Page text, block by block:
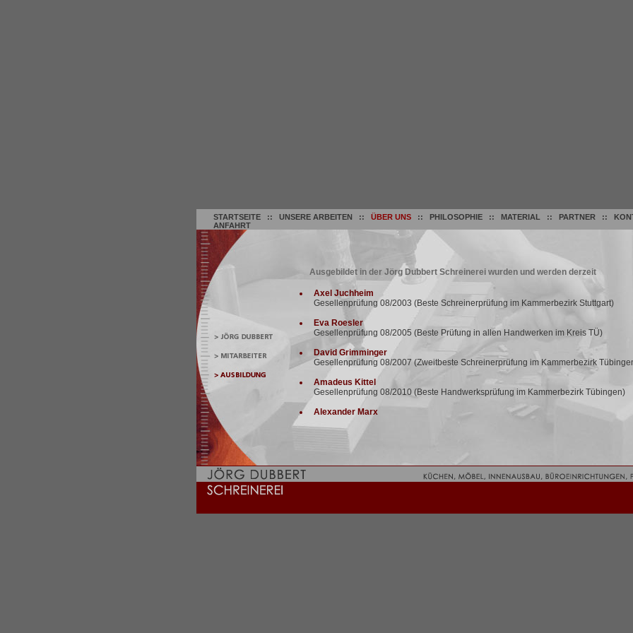
STARTSEITE :: UNSERE ARBEITEN :: ÜBER UNS :: PHILOSOPHIE :: MATERIAL :: PARTNER ::
ANFAHRT
Ausgebildet in der Jörg Dubbert Schreinerei wurden und werden derzeit
Axel Juchheim
Gesellenprüfung 08/2003 (Beste Schreinerprüfung im Kammerbezirk Stuttgart)
Eva Roesler
Gesellenprüfung 08/2005 (Beste Prüfung in allen Handwerken im Kreis TÜ)
David Grimminger
Gesellenprüfung 08/2007 (Zweitbeste Schreinerprüfung im Kammerbezirk
Amadeus Kittel
Gesellenprüfung 08/2010 (Beste Handwerksprüfung im Kammerbezirk Tübingen)
Alexander Marx